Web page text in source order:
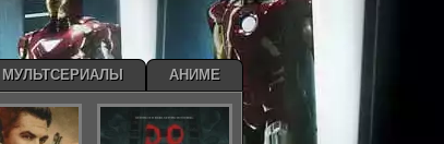
МУЛЬТСЕРИАЛЫ АНИМЕ